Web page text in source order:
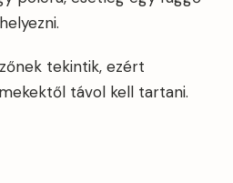
tekintik, ezért
távol kell tartani.